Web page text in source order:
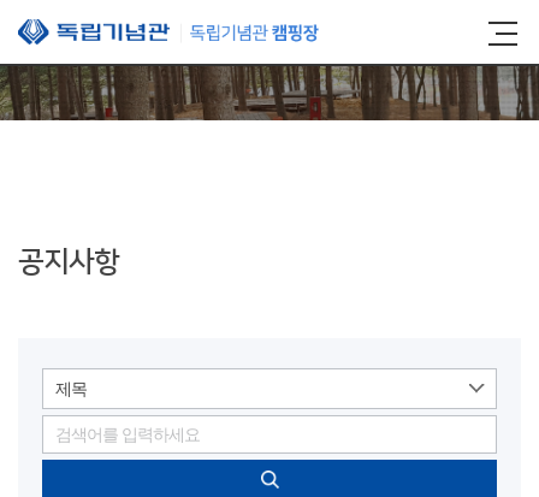
본문 바로가기
공지사항
제목